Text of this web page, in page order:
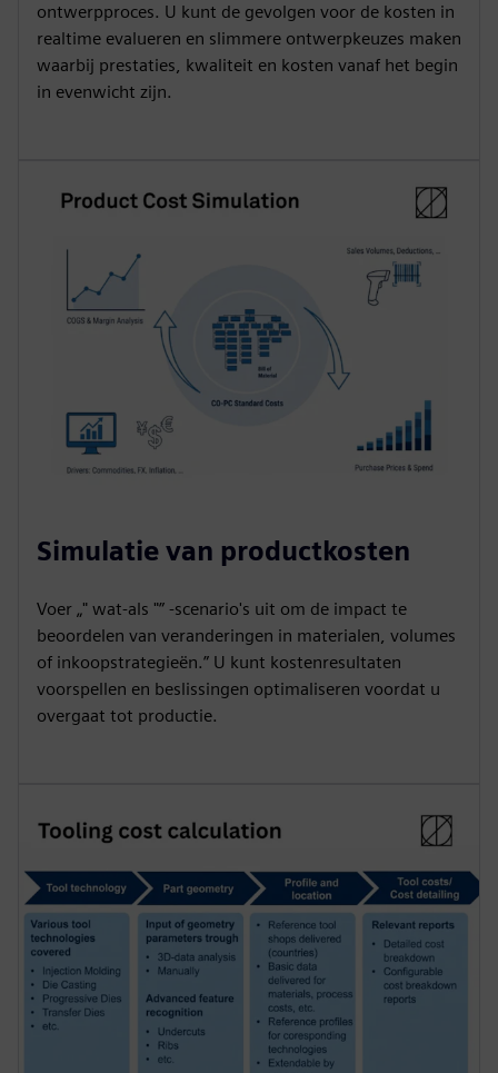
ontwerpproces. U kunt de gevolgen voor de kosten in
realtime evalueren en slimmere ontwerpkeuzes maken
waarbij prestaties, kwaliteit en kosten vanaf het begin
in evenwicht zijn.
Simulatie van productkosten
Voer „" wat-als "” -scenario's uit om de impact te
beoordelen van veranderingen in materialen, volumes
of inkoopstrategieën.” U kunt kostenresultaten
voorspellen en beslissingen optimaliseren voordat u
overgaat tot productie.